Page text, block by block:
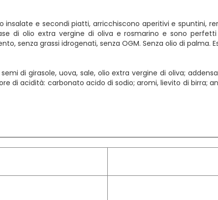
e secondi piatti, arricchiscono aperitivi e spuntini,
di olio extra vergine di oliva e rosmarino e sono
senza grassi idrogenati, senza OGM. Senza olio di palma.
di girasole, uova, sale, olio extra vergine di oliva;
di acidità: carbonato acido di sodio; aromi, lievito di birra;